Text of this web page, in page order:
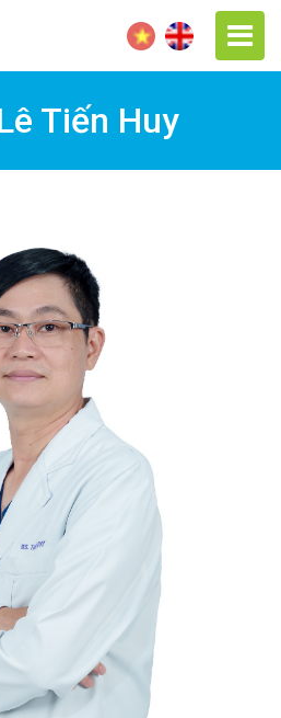
Tiến Huy